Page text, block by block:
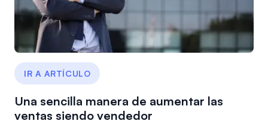
IR A ARTÍCULO
Una sencilla manera de aumentar las
ventas siendo vendedor